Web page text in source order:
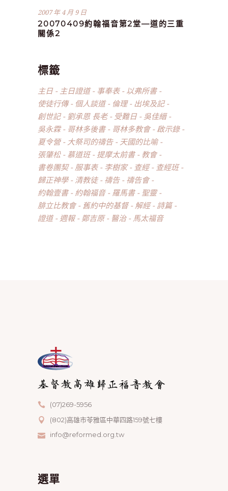
2007 年 4 月 9 日
20070409約翰福音第2堂—道的三重
關係2
標籤
主日 主日證道 事奉表
以弗所書
使徒行傳
個人談道 倫理
出埃及記
創世記
劉承恩 長老 受難日
吳佳縉
吳永霖
哥林多後書 哥林多教會
啟示錄
夏令營
大祭司的禱告
天國的比喻
張肇松
慕道班 提摩太前書
教會
書卷團契
服事表 李樹家 查經
查經班
歸正神學
清教徒 禱告
禱告會
約翰壹書
約翰福音 羅馬書
聖靈
腓立比教會
舊約中的基督 解經
詩篇
證道
週報 鄭吉原 醫治 馬太福音
(07)269-5956
(802)高雄市苓雅區中華四路159號七樓
info@reformed.org.tw
選單